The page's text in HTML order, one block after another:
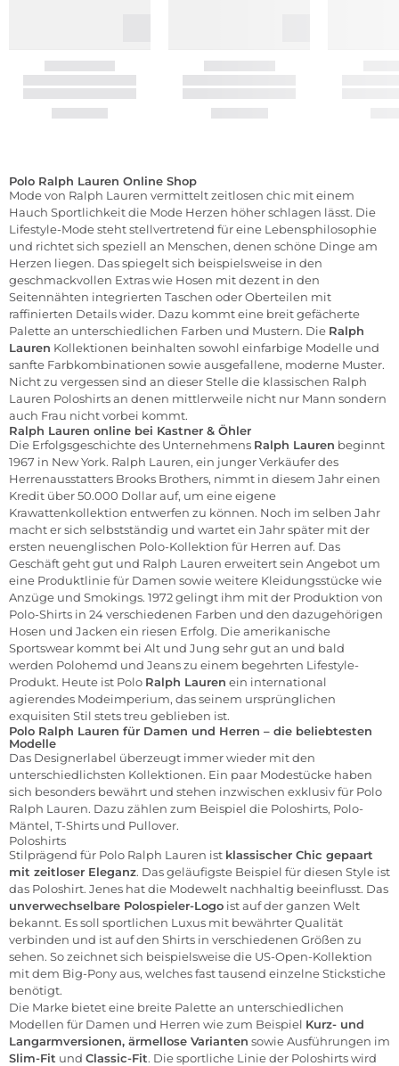
Polo Ralph Lauren Online Shop
Mode von Ralph Lauren vermittelt zeitlosen chic mit einem
Hauch Sportlichkeit die Mode Herzen höher schlagen lässt. Die
Lifestyle-Mode steht stellvertretend für eine Lebensphilosophie
und richtet sich speziell an Menschen, denen schöne Dinge am
Herzen liegen. Das spiegelt sich beispielsweise in den
geschmackvollen Extras wie Hosen mit dezent in den
Seitennähten integrierten Taschen oder Oberteilen mit
raffinierten Details wider. Dazu kommt eine breit gefächerte
Palette an unterschiedlichen Farben und Mustern. Die Ralph
Lauren Kollektionen beinhalten sowohl einfarbige Modelle und
sanfte Farbkombinationen sowie ausgefallene, moderne Muster.
Nicht zu vergessen sind an dieser Stelle die klassischen Ralph
Lauren Poloshirts an denen mittlerweile nicht nur Mann sondern
auch Frau nicht vorbei kommt.
Ralph Lauren online bei Kastner & Öhler
Die Erfolgsgeschichte des Unternehmens Ralph Lauren beginnt
1967 in New York. Ralph Lauren, ein junger Verkäufer des
Herrenausstatters Brooks Brothers, nimmt in diesem Jahr einen
Kredit über 50.000 Dollar auf, um eine eigene
Krawattenkollektion entwerfen zu können. Noch im selben Jahr
macht er sich selbstständig und wartet ein Jahr später mit der
ersten neuenglischen Polo-Kollektion für Herren auf. Das
Geschäft geht gut und Ralph Lauren erweitert sein Angebot um
eine Produktlinie für Damen sowie weitere Kleidungsstücke wie
Anzüge und Smokings. 1972 gelingt ihm mit der Produktion von
Polo-Shirts in 24 verschiedenen Farben und den dazugehörigen
Hosen und Jacken ein riesen Erfolg. Die amerikanische
Sportswear kommt bei Alt und Jung sehr gut an und bald
werden Polohemd und Jeans zu einem begehrten Lifestyle-
Produkt. Heute ist Polo Ralph Lauren ein international
agierendes Modeimperium, das seinem ursprünglichen
exquisiten Stil stets treu geblieben ist.
Polo Ralph Lauren für Damen und Herren – die beliebtesten
Modelle
Das Designerlabel überzeugt immer wieder mit den
unterschiedlichsten Kollektionen. Ein paar Modestücke haben
sich besonders bewährt und stehen inzwischen exklusiv für Polo
Ralph Lauren. Dazu zählen zum Beispiel die Poloshirts, Polo-
Mäntel, T-Shirts und Pullover.
Poloshirts
Stilprägend für Polo Ralph Lauren ist klassischer Chic gepaart
mit zeitloser Eleganz. Das geläufigste Beispiel für diesen Style ist
das Poloshirt. Jenes hat die Modewelt nachhaltig beeinflusst. Das
unverwechselbare Polospieler-Logo ist auf der ganzen Welt
bekannt. Es soll sportlichen Luxus mit bewährter Qualität
verbinden und ist auf den Shirts in verschiedenen Größen zu
sehen. So zeichnet sich beispielsweise die US-Open-Kollektion
mit dem Big-Pony aus, welches fast tausend einzelne Stickstiche
benötigt.
Die Marke bietet eine breite Palette an unterschiedlichen
Modellen für Damen und Herren wie zum Beispiel Kurz- und
Langarmversionen, ärmellose Varianten sowie Ausführungen im
Slim-Fit und Classic-Fit. Die sportliche Linie der Poloshirts wird